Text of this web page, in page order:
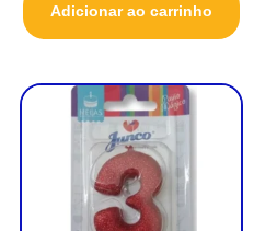
Adicionar ao carrinho